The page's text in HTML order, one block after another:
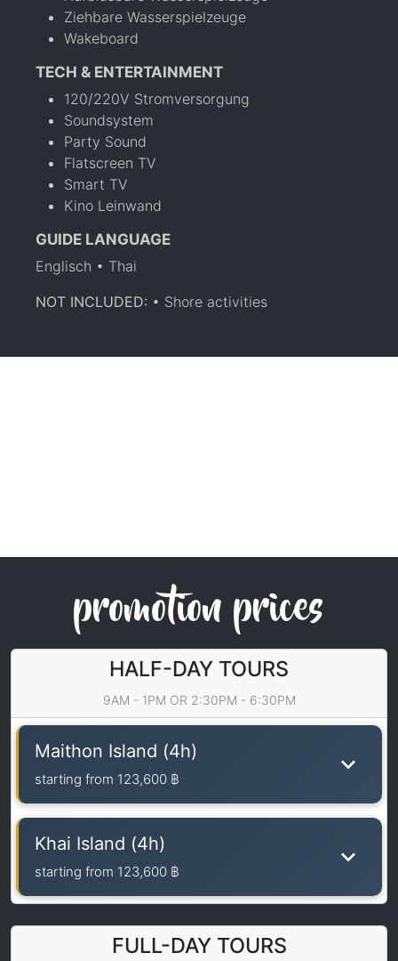
Ziehbare Wasserspielzeuge
Wakeboard
TECH & ENTERTAINMENT
120/220V Stromversorgung
Soundsystem
Party Sound
Flatscreen TV
Smart TV
Kino Leinwand
GUIDE LANGUAGE
Englisch • Thai
NOT INCLUDED: • Shore activities
promotion prices
HALF-DAY TOURS
9AM - 1PM OR 2:30PM - 6:30PM
Maithon Island (4h)
starting from 123,600 ฿
Khai Island (4h)
starting from 123,600 ฿
FULL-DAY TOURS